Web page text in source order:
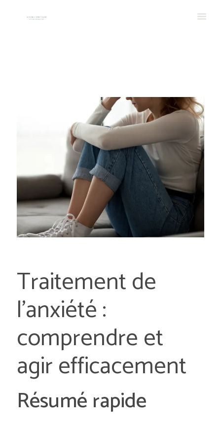
Traitement de
l’anxiété :
comprendre et
agir efficacement
Résumé rapide